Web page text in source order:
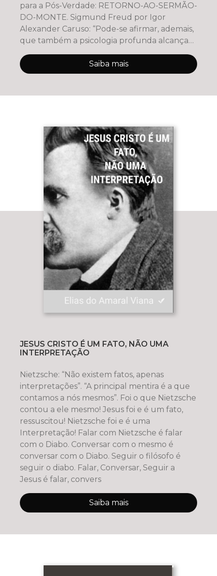
para a Pós-Verdade: RETORNO-AO-SERMÃO-
DO-MONTE. Sigmund Freud por Igor
Alexander Caruso: “Pode-se afirmar, ademais,
que também a psicologia profunda alcança
um máximo de clareza por meio
Saiba mais
JESUS CRISTO É UM FATO, NÃO UMA
INTERPRETAÇÃO
Nietzsche: “Não existem fatos, apenas
interpretações”. “A principal mentira é a que
contamos a nós mesmos”. Foi o que Nietzsche
contou a ele mesmo! Jesus foi e é um fato,
ressuscitou! Nietzsche foi e é uma
Interpretação! Falar com Nietzsche é falar
com o Diabo. Conversar com o mesmo é
conversar com o Diabo. Seguir o filósofo é
seguir o diabo. Falar, Conversar, Seguir a
Jesus é falar, convers
Saiba mais